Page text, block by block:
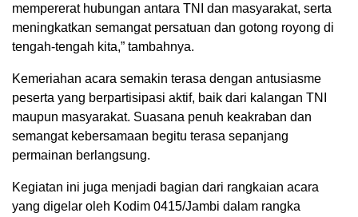
mempererat hubungan antara TNI dan masyarakat, serta
meningkatkan semangat persatuan dan gotong royong di
tengah-tengah kita,” tambahnya.
Kemeriahan acara semakin terasa dengan antusiasme
peserta yang berpartisipasi aktif, baik dari kalangan TNI
maupun masyarakat. Suasana penuh keakraban dan
semangat kebersamaan begitu terasa sepanjang
permainan berlangsung.
Kegiatan ini juga menjadi bagian dari rangkaian acara
yang digelar oleh Kodim 0415/Jambi dalam rangka